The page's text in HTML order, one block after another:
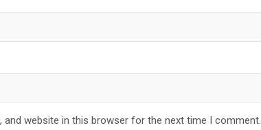
and website in this browser for the next time I comment.